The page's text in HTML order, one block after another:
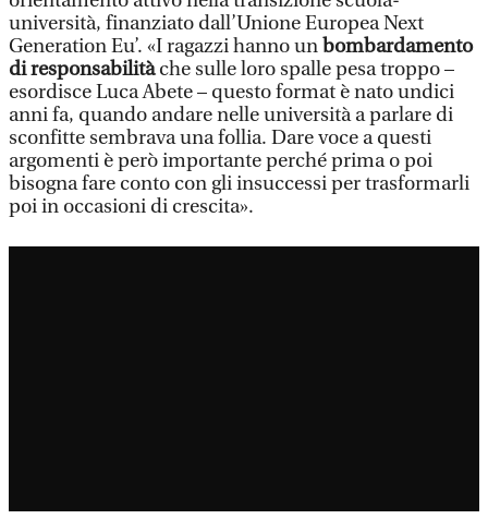
università, finanziato dall’Unione Europea Next
Generation Eu’. «I ragazzi hanno un bombardamento
di responsabilitàche sulle loro spalle pesa troppo –
esordisce Luca Abete – questo format è nato undici
anni fa, quando andare nelle università a parlare di
sconfitte sembrava una follia. Dare voce a questi
argomenti è però importante perché prima o poi
bisogna fare conto con gli insuccessi per trasformarli
poi in occasioni di crescita».